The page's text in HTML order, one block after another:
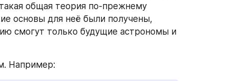
общая теория по-прежнему
основы для неё были получены,
смогут только будущие астрономы и
Например: